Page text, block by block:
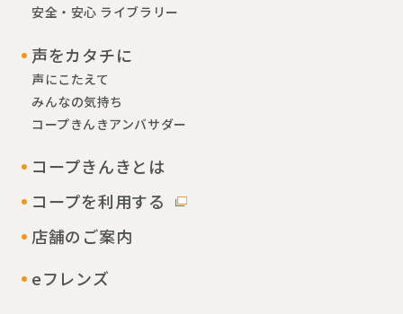
安全・安心 ライブラリー
声をカタチに
声にこたえて
みんなの気持ち
コープきんきアンバサダー
コープきんきとは
コープを利用する
店舗のご案内
eフレンズ